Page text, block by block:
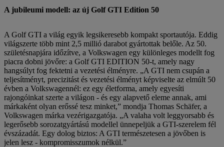
A jubileumi modell: az új Golf GTI Edition 50
A Golf GTI a világ egyik legsikeresebb kompakt sportautója. Eddig
világszerte több mint 2,5 millió darabot gyártottak belőle. Az 50.
születésnapjára időzítve, a Volkswagen egy különleges modellt fog
piacra dobni jövőre: a Golf GTI EDITION 50-t, amely nagy
hangsúlyt fog fektetni a vezetési élményre. „A GTI nem csupán a
teljesítményt, precizitást és vezetési élményt képviselte az elmúlt 50
évben a Volkswagennél: ez egy életforma, amely egyesíti
rajongóinkat szerte a világon - és egy alapvető eleme annak, ami
márkaként olyan erőssé tesz minket,” mondja Thomas Schäfer, a
Volkswagen márka vezérigazgatója. „A valaha volt leggyorsabb és
legerősebb sorozatgyártású modellel ünnepeljük a GTI-szerelem fél
évszázadát. Egy dolog biztos: A GTI természetesen a jövőben is
jelen lesz - kompromisszumok nélkül.”